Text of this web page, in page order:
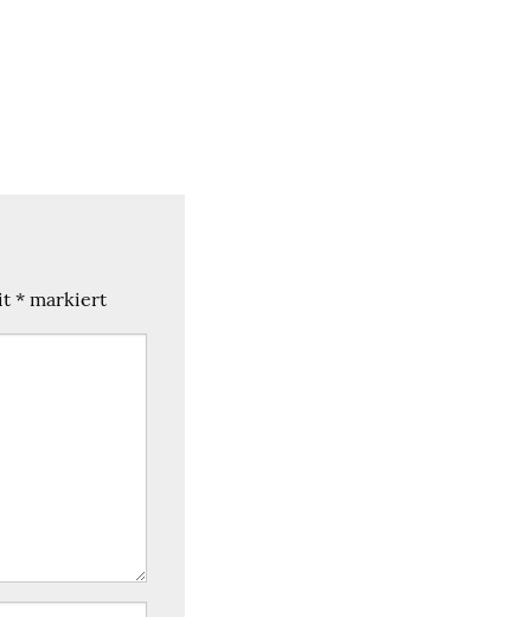
* markiert